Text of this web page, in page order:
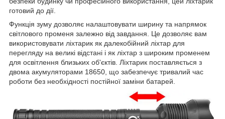
готовий до дії.
Функція зуму дозволяє налаштовувати ширину та напрямок
світлового променя залежно від завдання. Це дозволяє вам
використовувати ліхтарик як далекобійний ліхтар для
перегляду на великі відстані і як ліхтар з широким променем
для освітлення близьких об'єктів. Ліхтарик поставляється з
двома акумуляторами 18650, що забезпечує тривалий час
роботи без необхідності постійної заміни батарей.